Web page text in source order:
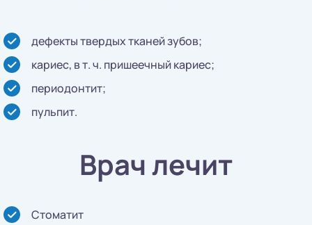
дефекты твердых тканей зубов;
кариес, в т. ч. пришеечный кариес;
периодонтит;
пульпит.
Врач лечит
Стоматит